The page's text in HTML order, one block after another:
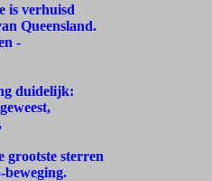
is verhuisd
Queensland.
-
duidelijk:
grootste sterren
beweging.